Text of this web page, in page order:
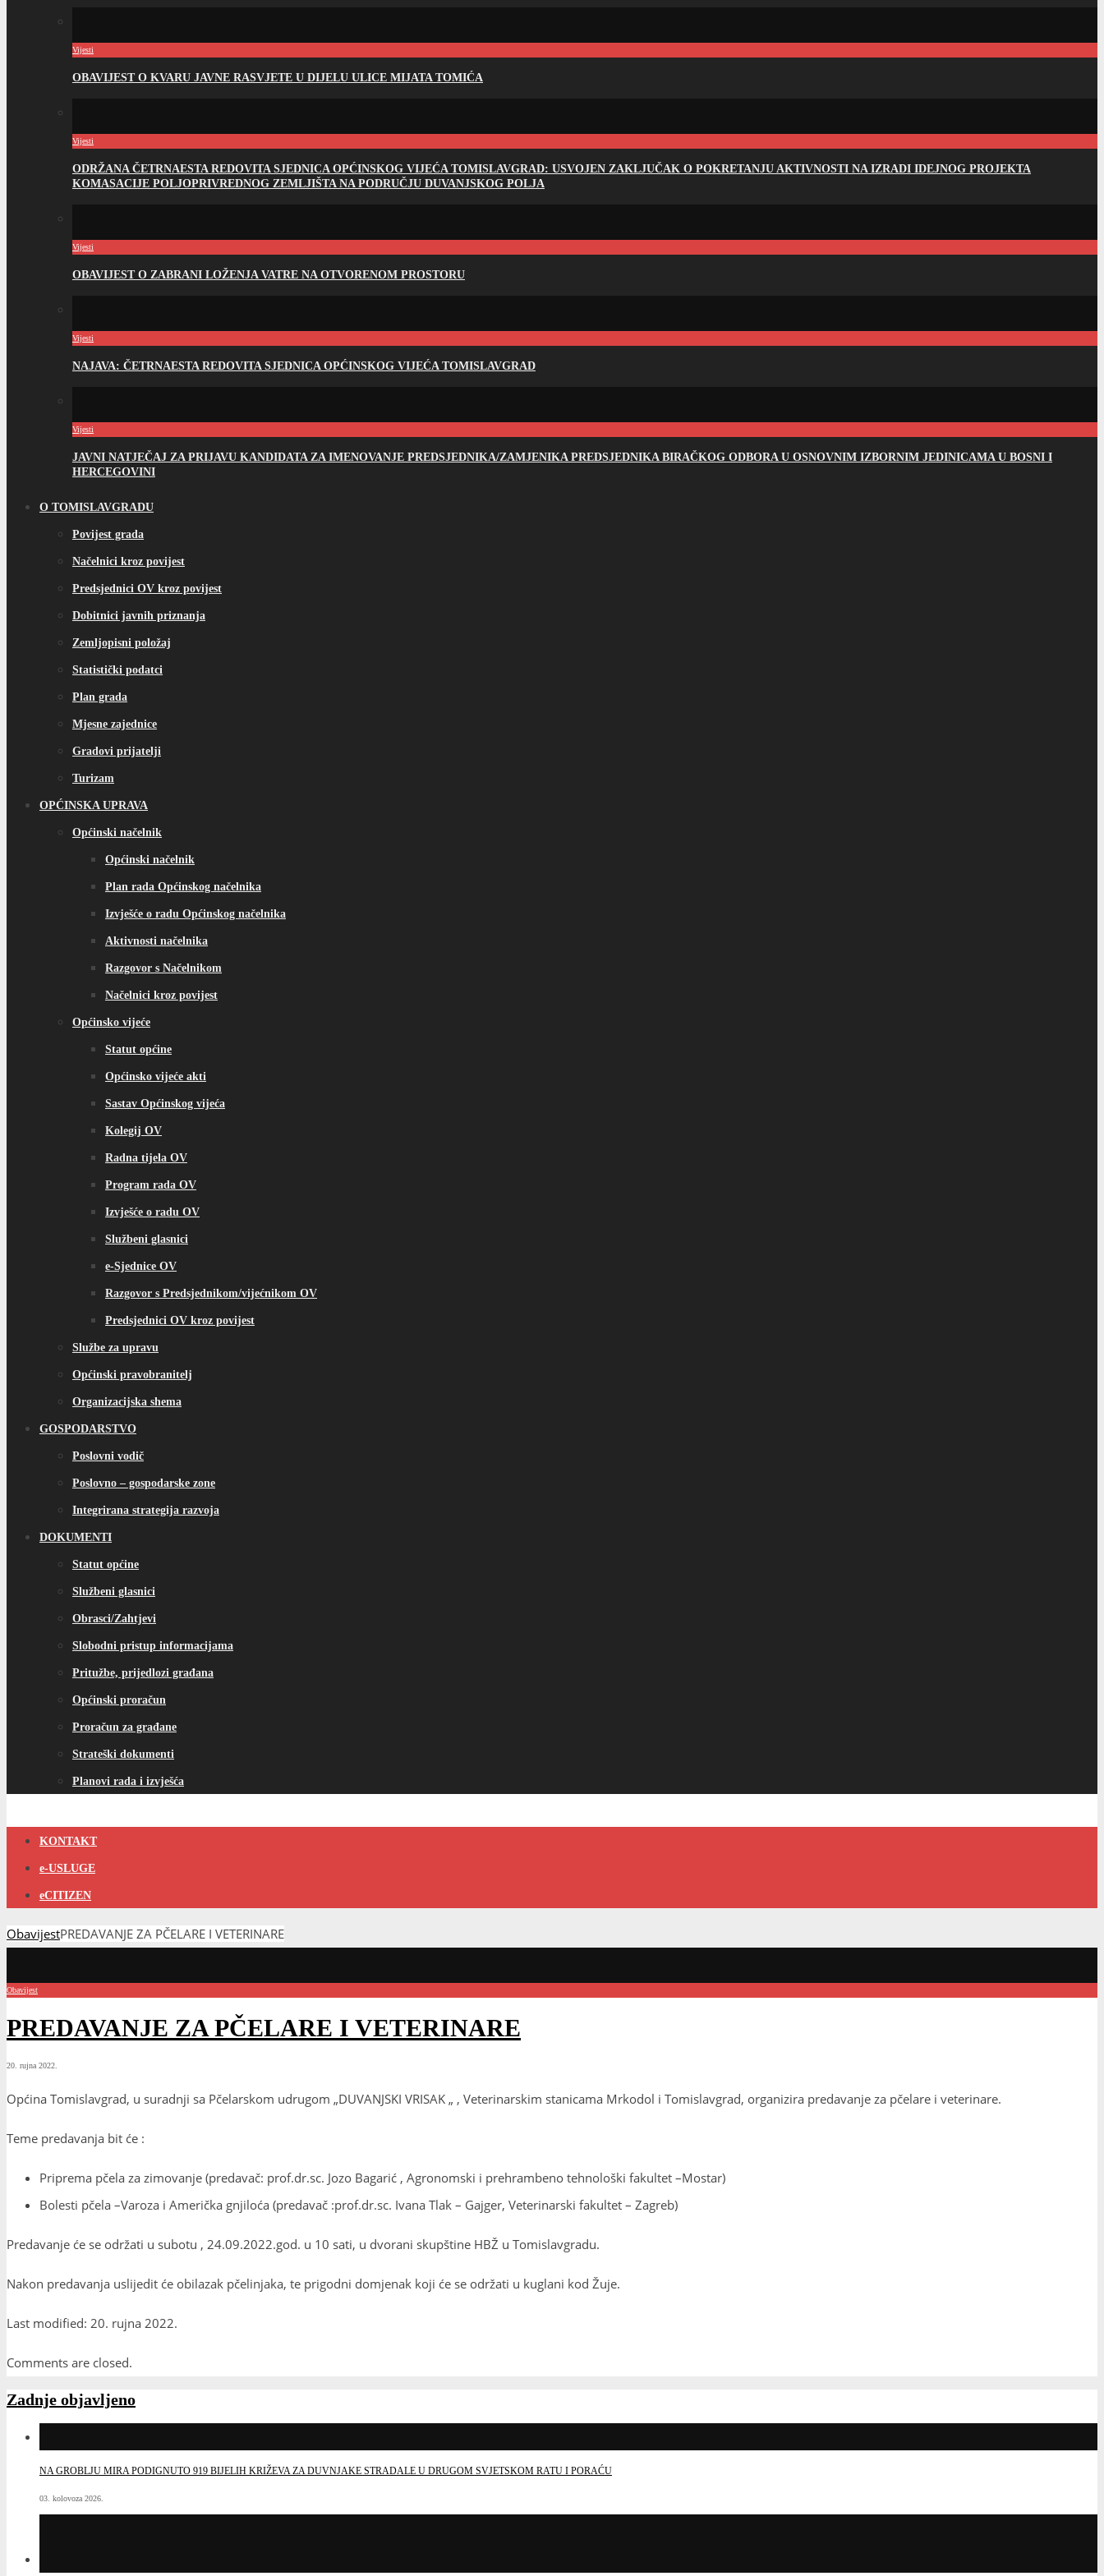
Vijesti
OBAVIJEST O KVARU JAVNE RASVJETE U DIJELU ULICE MIJATA TOMIĆA
Vijesti
ODRŽANA ČETRNAESTA REDOVITA SJEDNICA OPĆINSKOG VIJEĆA TOMISLAVGRAD: USVOJEN ZAKLJUČAK O POKRETANJU AKTIVNOSTI NA IZRADI IDEJNOG PROJEKTA
KOMASACIJE POLJOPRIVREDNOG ZEMLJIŠTA NA PODRUČJU DUVANJSKOG POLJA
Vijesti
OBAVIJEST O ZABRANI LOŽENJA VATRE NA OTVORENOM PROSTORU
Vijesti
NAJAVA: ČETRNAESTA REDOVITA SJEDNICA OPĆINSKOG VIJEĆA TOMISLAVGRAD
Vijesti
JAVNI NATJEČAJ ZA PRIJAVU KANDIDATA ZA IMENOVANJE PREDSJEDNIKA/ZAMJENIKA PREDSJEDNIKA BIRAČKOG ODBORA U OSNOVNIM IZBORNIM JEDINICAMA U BOSNI I
HERCEGOVINI
O TOMISLAVGRADU
Povijest grada
Načelnici kroz povijest
Predsjednici OV kroz povijest
Dobitnici javnih priznanja
Zemljopisni položaj
Statistički podatci
Plan grada
Mjesne zajednice
Gradovi prijatelji
Turizam
OPĆINSKA UPRAVA
Općinski načelnik
Općinski načelnik
Plan rada Općinskog načelnika
Izvješće o radu Općinskog načelnika
Aktivnosti načelnika
Razgovor s Načelnikom
Načelnici kroz povijest
Općinsko vijeće
Statut općine
Općinsko vijeće akti
Sastav Općinskog vijeća
Kolegij OV
Radna tijela OV
Program rada OV
Izvješće o radu OV
Službeni glasnici
e-Sjednice OV
Razgovor s Predsjednikom/vijećnikom OV
Predsjednici OV kroz povijest
Službe za upravu
Općinski pravobranitelj
Organizacijska shema
GOSPODARSTVO
Poslovni vodič
Poslovno – gospodarske zone
Integrirana strategija razvoja
DOKUMENTI
Statut općine
Službeni glasnici
Obrasci/Zahtjevi
Slobodni pristup informacijama
Pritužbe, prijedlozi građana
Općinski proračun
Proračun za građane
Strateški dokumenti
Planovi rada i izvješća
KONTAKT
e-USLUGE
eCITIZEN
ObavijestPREDAVANJE ZA PČELARE I VETERINARE
Obavijest
PREDAVANJE ZA PČELARE I VETERINARE
20. rujna 2022.
Općina Tomislavgrad, u suradnji sa Pčelarskom udrugom „DUVANJSKI VRISAK „ , Veterinarskim stanicama Mrkodol i Tomislavgrad, organizira predavanje za pčelare i veterinare.
Teme predavanja bit će :
Priprema pčela za zimovanje (predavač: prof.dr.sc. Jozo Bagarić , Agronomski i prehrambeno tehnološki fakultet –Mostar)
Bolesti pčela –Varoza i Američka gnjiloća (predavač :prof.dr.sc. Ivana Tlak – Gajger, Veterinarski fakultet – Zagreb)
Predavanje će se održati u subotu , 24.09.2022.god. u 10 sati, u dvorani skupštine HBŽ u Tomislavgradu.
Nakon predavanja uslijedit će obilazak pčelinjaka, te prigodni domjenak koji će se održati u kuglani kod Žuje.
Last modified: 20. rujna 2022.
Comments are closed.
Zadnje objavljeno
NA GROBLJU MIRA PODIGNUTO 919 BIJELIH KRIŽEVA ZA DUVNJAKE STRADALE U DRUGOM SVJETSKOM RATU I PORAĆU
03. kolovoza 2026.